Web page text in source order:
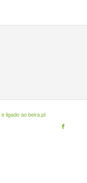
e ligado aobeira.pt